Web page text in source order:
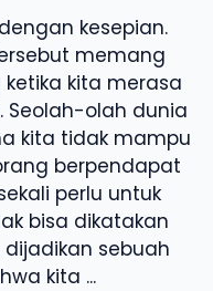
kesepian.
memang
kita merasa
Seolah-olah dunia
kita tidak mampu
berpendapat
perlu untuk
bisa dikatakan
sebuah
kita ...